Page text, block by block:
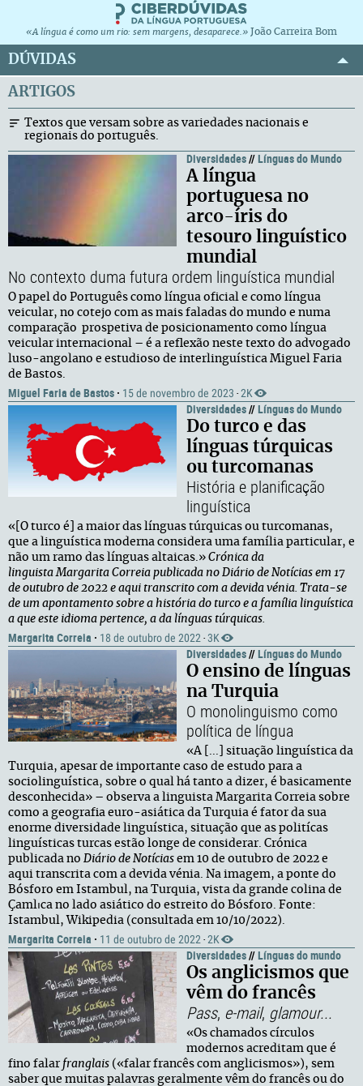
«A língua é como um rio: sem margens, desaparece.» João Carreira Bom
DÚVIDAS
ARTIGOS
Textos que versam sobre as variedades nacionais e
regionais do português.
Diversidades//Línguas do Mundo
A língua
portuguesa no
arco-íris do
tesouro linguístico
mundial
No contexto duma futura ordem linguística mundial
O papel do Português como língua oficial e como língua
veicular, no cotejo com as mais faladas do mundo e numa
comparação prospetiva de posicionamento como língua
veicular internacional – é a reflexão neste texto do advogado
luso-angolano e estudioso de interlinguística Miguel Faria
de Bastos.
Miguel Faria de Bastos · 15 de novembro de 2023 · 2K
Diversidades//Línguas do Mundo
Do turco e das
línguas túrquicas
ou turcomanas
História e planificação
linguística
«[O turco é] a maior das línguas túrquicas ou turcomanas,
que a linguística moderna considera uma família particular, e
não um ramo das línguas altaicas.» Crónica da
linguista Margarita Correia publicada no Diário de Notícias em 17
de outubro de 2022 e aqui transcrito com a devida vénia. Trata-se
de um apontamento sobre a história do turco e a família linguística
a que este idioma pertence, a da línguas túrquicas.
Margarita Correia · 18 de outubro de 2022 · 3K
Diversidades//Línguas do Mundo
O ensino de línguas
na Turquia
O monolinguismo como
política de língua
«A [...] situação linguística da
Turquia, apesar de importante caso de estudo para a
sociolinguística, sobre o qual há tanto a dizer, é basicamente
desconhecida» – observa a linguista Margarita Correia sobre
como a geografia euro-asiática da Turquia é fator da sua
enorme diversidade linguística, situação que as politícas
linguísticas turcas estão longe de considerar. Crónica
publicada no Diário de Notícias em 10 de outubro de 2022 e
aqui transcrita com a devida vénia. Na imagem, a ponte do
Bósforo em Istambul, na Turquia, vista da grande colina de
Çamlıca no lado asiático do estreito do Bósforo. Fonte:
Istambul, Wikipedia (consultada em 10/10/2022).
Margarita Correia · 11 de outubro de 2022 · 2K
Diversidades//Línguas do mundo
Os anglicismos que
vêm do francês
Pass, e-mail, glamour...
«Os chamados círculos
modernos acreditam que é
fino falar franglais («falar francês com anglicismos»), sem
saber que muitas palavras geralmente vêm do francês ou do